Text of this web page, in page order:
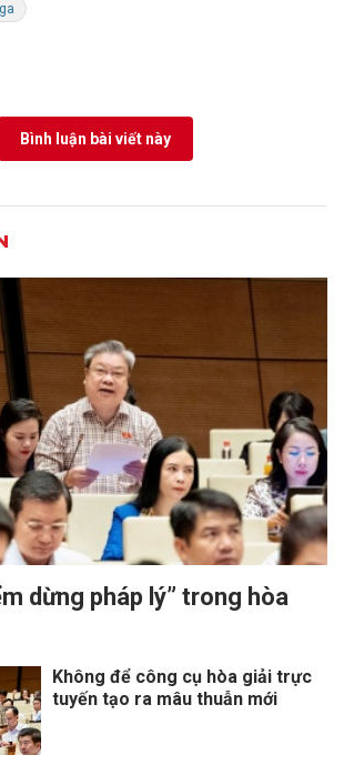
Bình luận bài viết này
dừng pháp lý” trong hòa
Không để công cụ hòa giải trực
tuyến tạo ra mâu thuẫn mới